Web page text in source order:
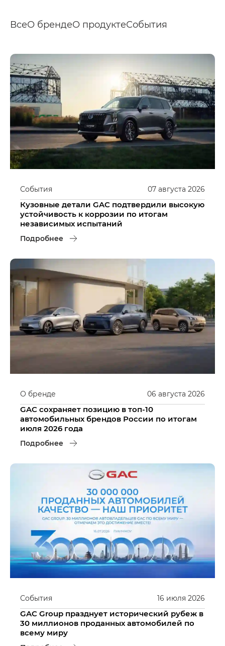
ВсеО брендеО продуктеСобытия
07 августа 2026
События
Кузовные детали GAC подтвердили высокую
устойчивость к коррозии по итогам
независимых испытаний
Подробнее
06 августа 2026
О бренде
GAC сохраняет позицию в топ-10
автомобильных брендов России по итогам
июля 2026 года
Подробнее
16 июля 2026
События
GAC Group празднует исторический рубеж в
30 миллионов проданных автомобилей по
всему миру